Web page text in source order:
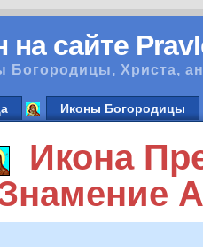
на сайте
Богородицы, Христа,
Иконы Богородицы
Икона